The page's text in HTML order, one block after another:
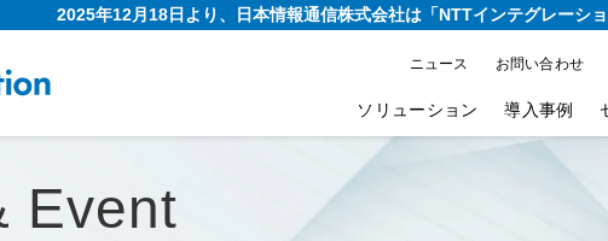
2025年12月18日より、日本情報通信株式会社は「NTTインテグレーシ
ニュース お問い合わせ
ソリューション 導入事例
Event